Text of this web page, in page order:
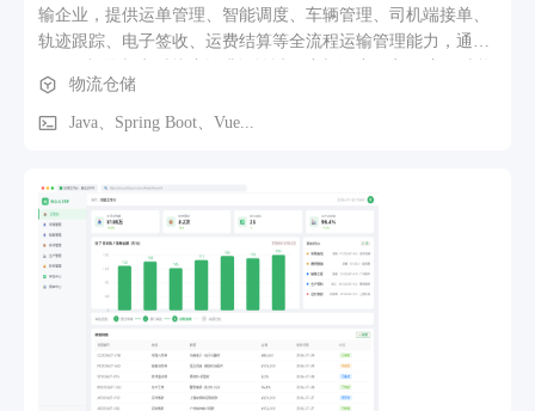
输企业，提供运单管理、智能调度、车辆管理、司机端接单、
轨迹跟踪、电子签收、运费结算等全流程运输管理能力，通过
模块： 1. 运单管理（建单、拆分、合并、改派） 2. 智能调度
（距离 + 时效 + 成本多因子算法） 3. 车辆与司机档案管理
运费自动结算（按公里/吨/票多计费模型） 8. 异常管理（延
误、破损、拒收全流程跟踪） 9. 运输数据大屏与经营分析
物流仓储
Java、Spring Boot、Vue...